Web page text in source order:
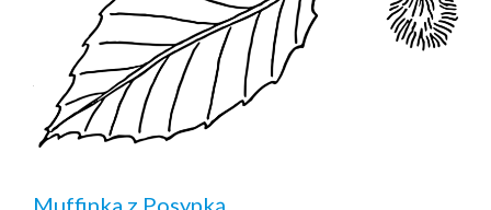
Muffinka z Posypką